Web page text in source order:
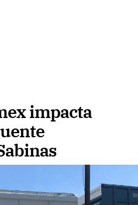
impacta